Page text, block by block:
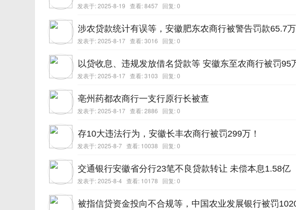
发表于:2025-8-19 查看: 8457 回复:0
涉农贷款统计有误等，安徽肥东农商行被警告罚款65.7
发表于:2025-8-17 查看: 3016 回复:0
以贷收息、违规发放借名贷款等 安徽东至农商行被罚95
发表于:2025-8-17 查看: 3103 回复:0
亳州药都农商行一支行原行长被查
发表于:2025-8-17 查看: 2886 回复:0
存10大违法行为，安徽长丰农商行被罚299万！
发表于:2025-8-7 查看: 10038 回复:0
交通银行安徽省分行23笔不良贷款转让 未偿本息1.58亿
发表于:2025-8-4 查看: 10178 回复:0
被指信贷资金投向不合规等，中国农业发展银行被罚